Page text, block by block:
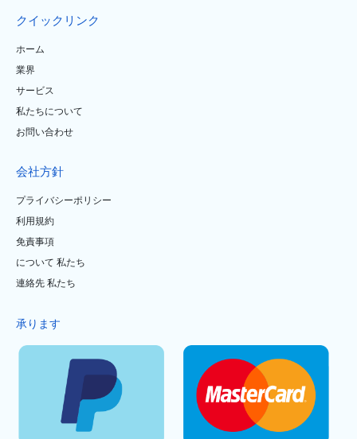
クイックリンク
ホーム
業界
サービス
私たちについて
お問い合わせ
会社方針
プライバシーポリシー
利用規約
免責事項
について 私たち
連絡先 私たち
承ります